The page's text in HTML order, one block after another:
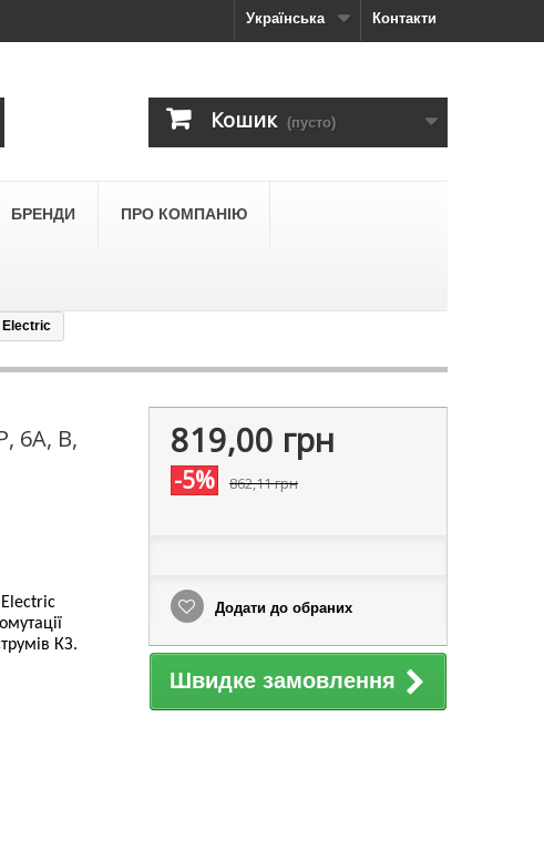
Контакти
Українська
Кошик (пусто)
БРЕНДИ ПРО КОМПАНІЮ
Electric
6А, В,
Electric
КЗ.
819,00 грн
-5% 862,11 грн
Додати до обраних
Швидке замовлення